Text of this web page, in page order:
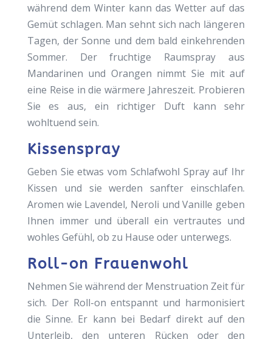
während dem Winter kann das Wetter auf das
Gemüt schlagen. Man sehnt sich nach längeren
Tagen, der Sonne und dem bald einkehrenden
Sommer. Der fruchtige Raumspray aus
Mandarinen und Orangen nimmt Sie mit auf
eine Reise in die wärmere Jahreszeit. Probieren
Sie es aus, ein richtiger Duft kann sehr
wohltuend sein.
Kissenspray
Geben Sie etwas vom Schlafwohl Spray auf Ihr
Kissen und sie werden sanfter einschlafen.
Aromen wie Lavendel, Neroli und Vanille geben
Ihnen immer und überall ein vertrautes und
wohles Gefühl, ob zu Hause oder unterwegs.
Roll-on Frauenwohl
Nehmen Sie während der Menstruation Zeit für
sich. Der Roll-on entspannt und harmonisiert
die Sinne. Er kann bei Bedarf direkt auf den
Unterleib, den unteren Rücken oder den